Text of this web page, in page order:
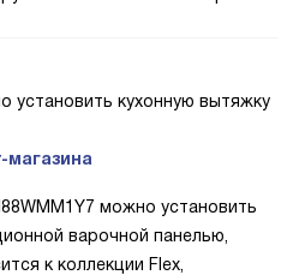
установить кухонную вытяжку
магазина
можно установить
варочной панелью,
к коллекции Flex,